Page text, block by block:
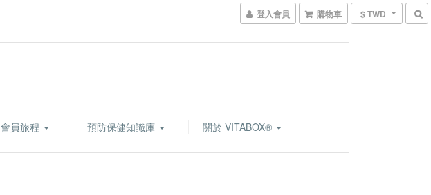
登入會員 購物車 $ TWD
會員旅程 預防保健知識庫 關於 VITABOX®